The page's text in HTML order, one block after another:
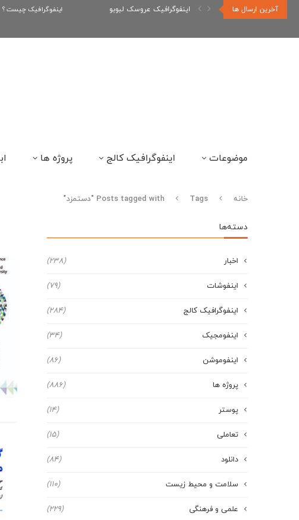
آخرین ارسال ها اینفوگرافیک عروسک لبوبو اینفوگرافیک چیست ؟
موضوعات اینفوگرافیک کالج پروژه ها
خانه Tags Posts tagged with "دستمزد"
دسته‌ها
اخبار (238)
اینفوشات (79)
اینفوگرافیک کالج (284)
اینفومجیک (34)
اینفوموشن (86)
پروژه ها (886)
پوستر (14)
تعاملی (15)
دانلود (84)
سلامت و محیط زیست (110)
علمی و فرهنگی (229)